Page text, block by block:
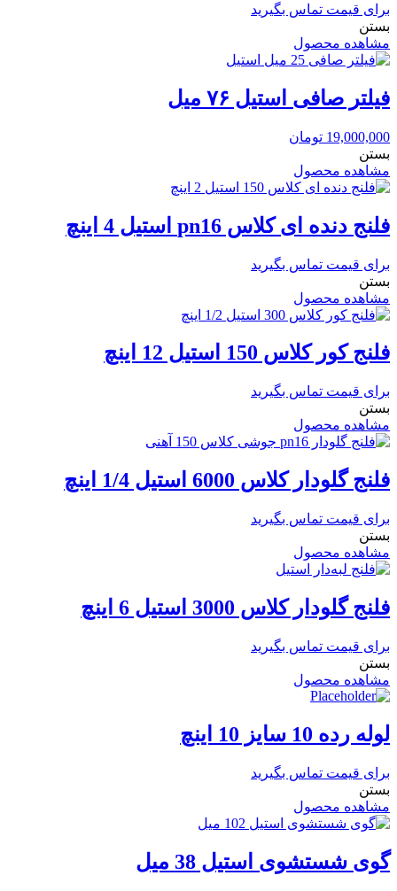
برای قیمت تماس بگیرید
بستن
مشاهده محصول
فیلتر صافی استیل ۷۶ میل
19,000,000 تومان
بستن
مشاهده محصول
فلنج دنده‌ ای کلاس pn16 استیل 4 اینچ
برای قیمت تماس بگیرید
بستن
مشاهده محصول
فلنج کور کلاس 150 استیل 12 اینچ
برای قیمت تماس بگیرید
بستن
مشاهده محصول
فلنج گلودار کلاس 6000 استیل 1/4 اینچ
برای قیمت تماس بگیرید
بستن
مشاهده محصول
فلنج گلودار کلاس 3000 استیل 6 اینچ
برای قیمت تماس بگیرید
بستن
مشاهده محصول
لوله رده 10 سایز 10 اینچ
برای قیمت تماس بگیرید
بستن
مشاهده محصول
گوی شستشوی استیل 38 میل